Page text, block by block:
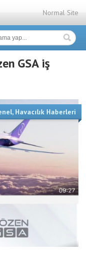
Normal Site
GSA iş
, Havacılık Haberleri